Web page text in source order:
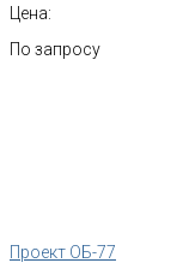
Цена:
По запросу
Проект ОБ-77